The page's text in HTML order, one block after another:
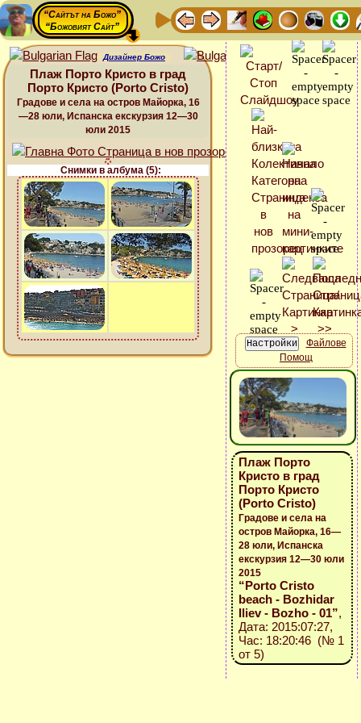
“Сайтът на Божо”
“Божовият Сайт”
Дизайнер Божо
Плаж Порто Кристо в град
Порто Кристо (Porto Cristo)
Градове и села на остров Майорка, 16
—28 юли, Испанска екскурзия 12—30
юли 2015
Снимки в албума (5):
Файлове
Помощ
Плаж Порто
Кристо в град
Порто Кристо
(Porto Cristo)
Градове и села на
остров Майорка, 16—
28 юли, Испанска
екскурзия 12—30 юли
2015
“Porto Cristo
beach - Bozhidar
Iliev - Bozho - 01”,
Дата: 2015:07:27,
Час: 18:20:46 (№ 1
от 5)